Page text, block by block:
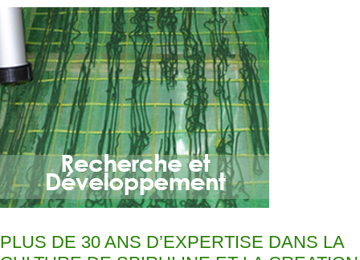
PLUS DE 30 ANS D’EXPERTISE DANS LA